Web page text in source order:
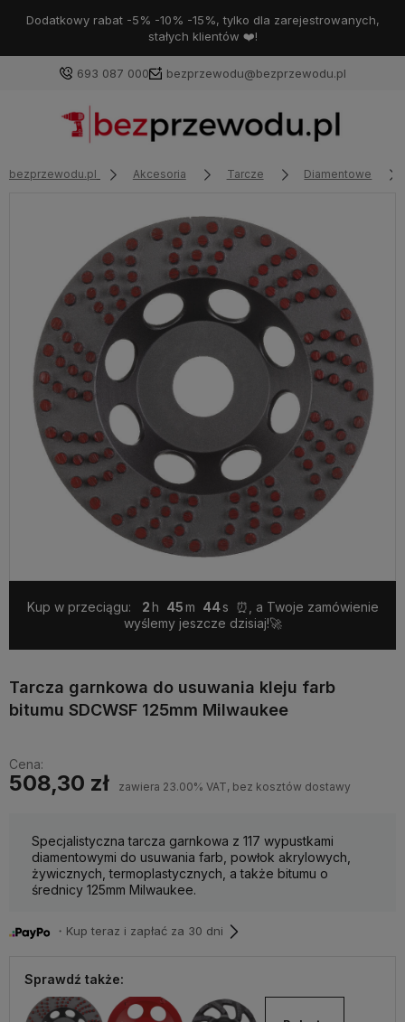
Dodatkowy rabat -5% -10% -15%, tylko dla zarejestrowanych,
stałych klientów ❤️!
693 087 000 bezprzewodu@bezprzewodu.pl
bezprzewodu.pl Akcesoria Tarcze Diamentowe
Kup w przeciągu: 2 45 43
⏰, a Twoje zamówienie
wyślemy jeszcze dzisiaj!🚀
Tarcza garnkowa do usuwania kleju farb
bitumu SDCWSF 125mm Milwaukee
Cena:
508,30 zł zawiera 23.00% VAT, bez kosztów dostawy
Specjalistyczna tarcza garnkowa z 117 wypustkami
diamentowymi do usuwania farb, powłok akrylowych,
żywicznych, termoplastycznych, a także bitumu o
średnicy 125mm Milwaukee.
・Kup teraz i zapłać za 30 dni
Sprawdź także: